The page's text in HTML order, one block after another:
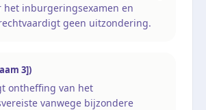
het inburgeringsexamen en
geen uitzondering.
3])
ontheffing van het
vanwege bijzondere